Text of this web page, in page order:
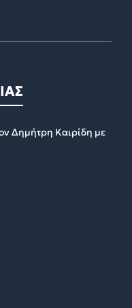
Δημήτρη Καιρίδη με